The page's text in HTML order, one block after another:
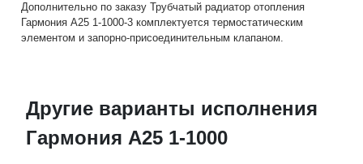
Дополнительно по заказу Трубчатый радиатор отопления
Гармония А25 1-1000-3 комплектуется термостатическим
элементом и запорно-присоединительным клапаном.
Другие варианты исполнения
Гармония А25 1-1000